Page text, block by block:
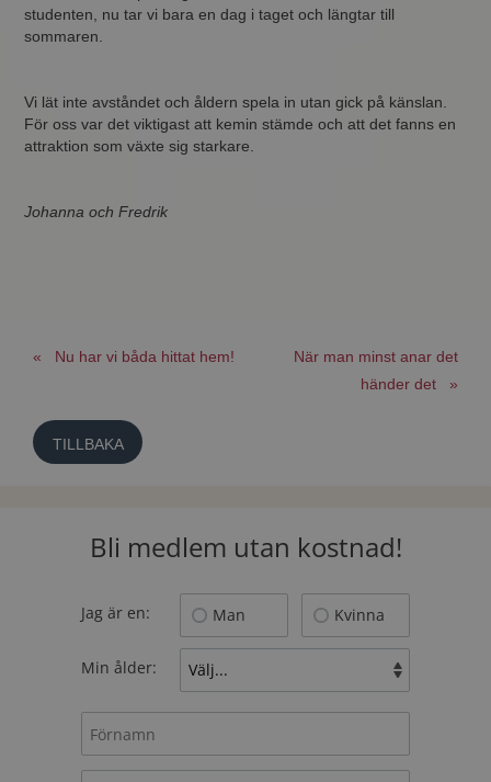
studenten, nu tar vi bara en dag i taget och längtar till
sommaren.
Vi lät inte avståndet och åldern spela in utan gick på känslan.
För oss var det viktigast att kemin stämde och att det fanns en
attraktion som växte sig starkare.
Johanna och Fredrik
« Nu har vi båda hittat hem!
När man minst anar det
händer det »
TILLBAKA
Bli medlem utan kostnad!
Jag är en: Man Kvinna
Min ålder: